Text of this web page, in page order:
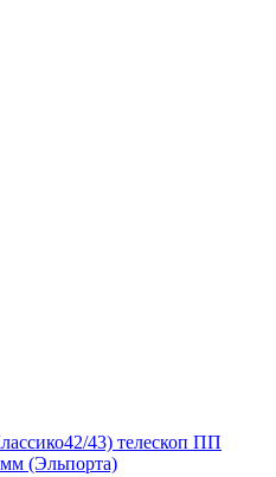
43) телескоп ПП
(Эльпорта)